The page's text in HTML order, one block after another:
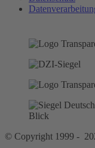
© Copyright 1999 -